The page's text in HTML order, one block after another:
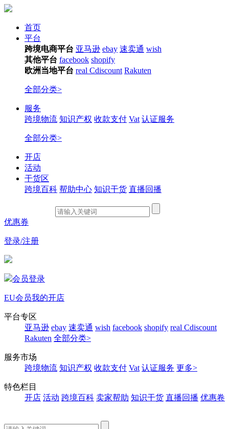
首页
平台
跨境电商平台 亚马逊 ebay 速卖通 wish
其他平台 facebook shopify
欧洲当地平台 real Cdiscount Rakuten
全部分类>
服务
跨境物流 知识产权 收款支付 Vat 认证服务
全部分类>
开店
活动
干货区
跨境百科 帮助中心 知识干货 直播回播
优惠券
登录/注册
会员登录
EU会员我的开店
平台专区
亚马逊 ebay 速卖通 wish facebook shopify real Cdiscount
Rakuten 全部分类>
服务市场
跨境物流 知识产权 收款支付 Vat 认证服务 更多>
特色栏目
开店 活动 跨境百科 卖家帮助 知识干货 直播回播 优惠卷